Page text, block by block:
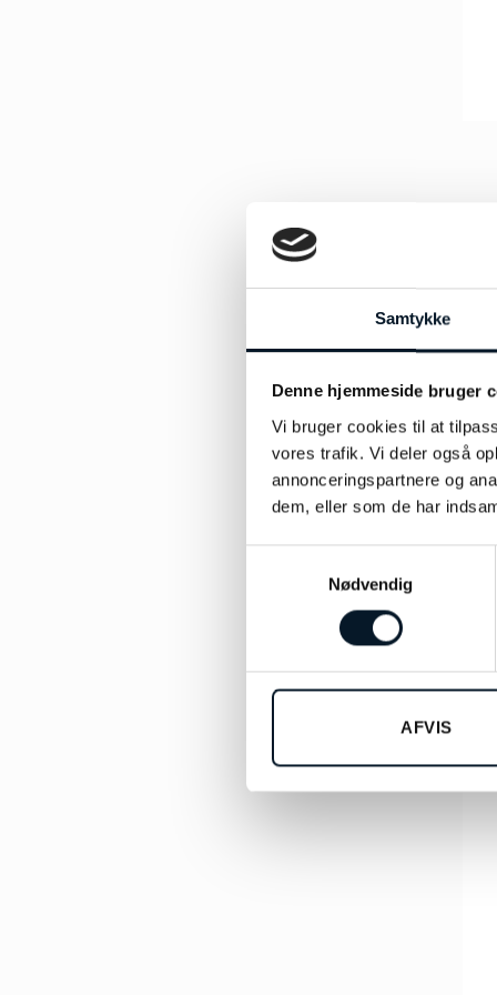
Samtykke
Denne hjemmeside bruger
Vi bruger cookies til at
vores trafik. Vi deler også
annonceringspartnere og
dem, eller som de har
Nødvendig
AFVIS